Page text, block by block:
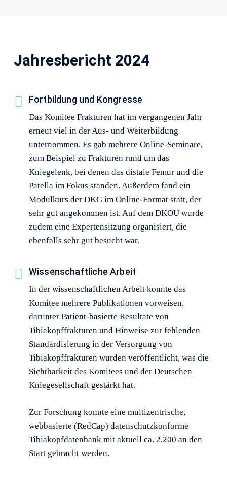
Jahresbericht 2024
Fortbildung und Kongresse
Das Komitee Frakturen hat im vergangenen Jahr
erneut viel in der Aus- und Weiterbildung
unternommen. Es gab mehrere Online-Seminare,
zum Beispiel zu Frakturen rund um das
Kniegelenk, bei denen das distale Femur und die
Patella im Fokus standen. Außerdem fand ein
Modulkurs der DKG im Online-Format statt, der
sehr gut angekommen ist. Auf dem DKOU wurde
zudem eine Expertensitzung organisiert, die
ebenfalls sehr gut besucht war.
Wissenschaftliche Arbeit
In der wissenschaftlichen Arbeit konnte das
Komitee mehrere Publikationen vorweisen,
darunter Patient-basierte Resultate von
Tibiakopffrakturen und Hinweise zur fehlenden
Standardisierung in der Versorgung von
Tibiakopffrakturen wurden veröffentlicht, was die
Sichtbarkeit des Komitees und der Deutschen
Kniegesellschaft gestärkt hat.
Zur Forschung konnte eine multizentrische,
webbasierte (RedCap) datenschutzkonforme
Tibiakopfdatenbank mit aktuell ca. 2.200 an den
Start gebracht werden.